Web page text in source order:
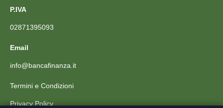
P.IVA
02871395093
Email
info@bancafinanza.it
Termini e Condizioni
Privacy Policy